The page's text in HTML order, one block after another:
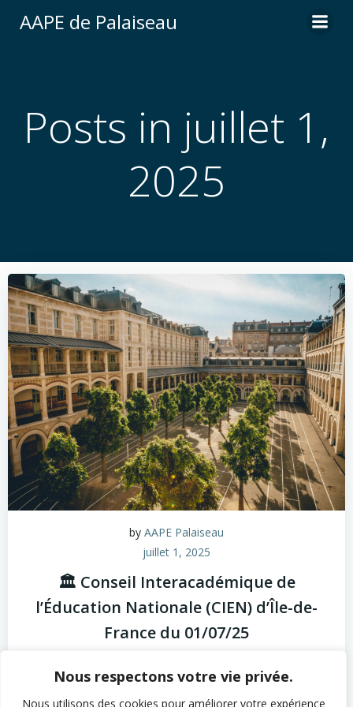
Nous respectons votre vie privée.
Nous utilisons des cookies pour améliorer votre expérience
AAPE de Palaiseau
Posts in juillet 1,
2025
by AAPE Palaiseau
juillet 1, 2025
🏛️ Conseil Interacadémique de
l’Éducation Nationale (CIEN) d’Île-de-
France du 01/07/25
l’UNAAPE Île-de-France, délégué à l’Académie de
Versailles, et […]